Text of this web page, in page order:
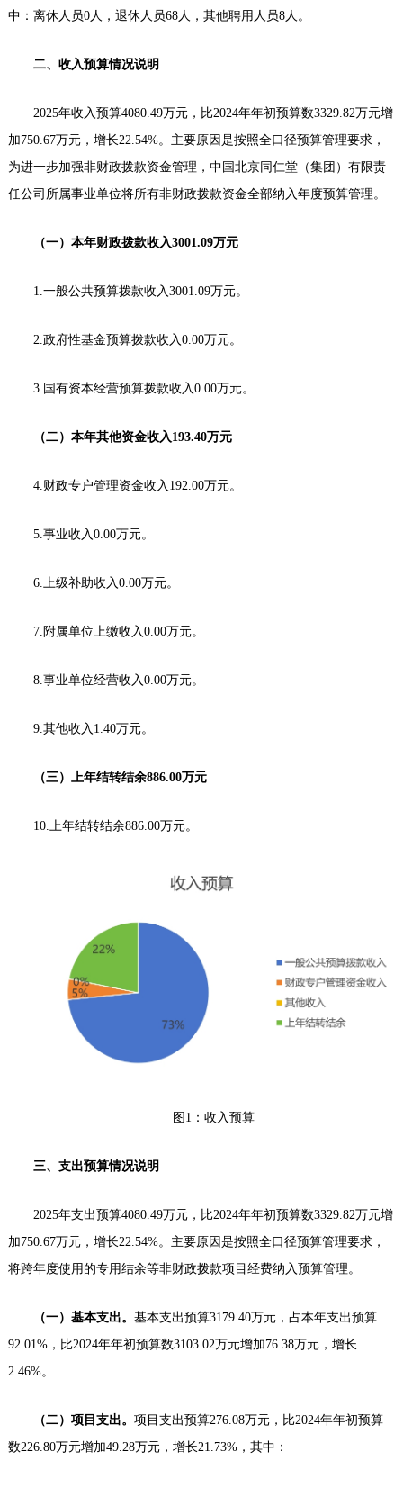
中：离休人员0人，退休人员68人，其他聘用人员8人。
二、收入预算情况说明
2025年收入预算4080.49万元，比2024年年初预算数3329.82万元增
加750.67万元，增长22.54%。主要原因是按照全口径预算管理要求，
为进一步加强非财政拨款资金管理，中国北京同仁堂（集团）有限责
任公司所属事业单位将所有非财政拨款资金全部纳入年度预算管理。
（一）本年财政拨款收入3001.09万元
1.一般公共预算拨款收入3001.09万元。
2.政府性基金预算拨款收入0.00万元。
3.国有资本经营预算拨款收入0.00万元。
（二）本年其他资金收入193.40万元
4.财政专户管理资金收入192.00万元。
5.事业收入0.00万元。
6.上级补助收入0.00万元。
7.附属单位上缴收入0.00万元。
8.事业单位经营收入0.00万元。
9.其他收入1.40万元。
（三）上年结转结余886.00万元
10.上年结转结余886.00万元。
图1：收入预算
三、支出预算情况说明
2025年支出预算4080.49万元，比2024年年初预算数3329.82万元增
加750.67万元，增长22.54%。主要原因是按照全口径预算管理要求，
将跨年度使用的专用结余等非财政拨款项目经费纳入预算管理。
（一）基本支出。 基本支出预算3179.40万元，占本年支出预算
92.01%，比2024年年初预算数3103.02万元增加76.38万元，增长
2.46%。
（二）项目支出。 项目支出预算276.08万元，比2024年年初预算
数226.80万元增加49.28万元，增长21.73%，其中：